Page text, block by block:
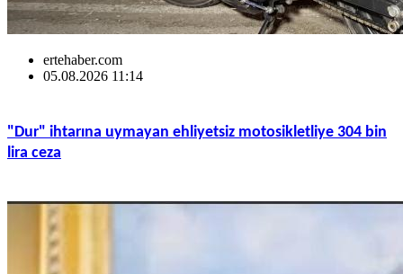
ertehaber.com
05.08.2026 11:14
"Dur" ihtarına uymayan ehliyetsiz motosikletliye 304 bin
lira ceza